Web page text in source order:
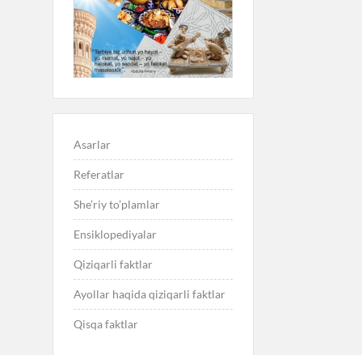
Asarlar
Referatlar
She’riy to’plamlar
Ensiklopediyalar
Qiziqarli faktlar
Ayollar haqida qiziqarli faktlar
Qisqa faktlar